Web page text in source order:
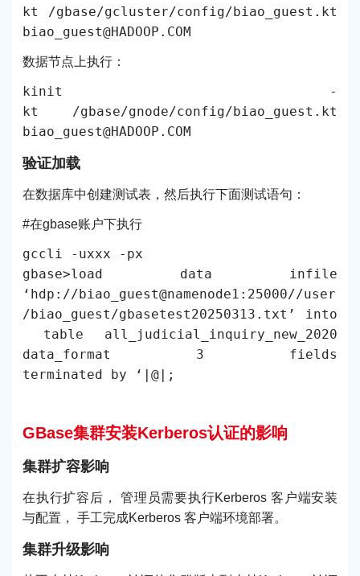
kt /gbase/gcluster/config/biao_guest.kt
biao_guest@HADOOP.COM
数据节点上执行：
kinit -
kt /gbase/gnode/config/biao_guest.kt
biao_guest@HADOOP.COM
验证加载
在数据库中创建测试表，然后执行下面测试语句：
#在gbase账户下执行
gccli -uxxx -px
gbase>load data infile
‘hdp://biao_guest@namenode1:25000//user
/biao_guest/gbasetest20250313.txt’ into
table all_judicial_inquiry_new_2020
data_format 3 fields
terminated by ‘|@|;
GBase集群安装Kerberos认证的影响
集群扩容影响
在执行扩容后， 管理员需要执行Kerberos 客户端安装
与配置， 手工完成Kerberos 客户端环境部署。
集群升级影响